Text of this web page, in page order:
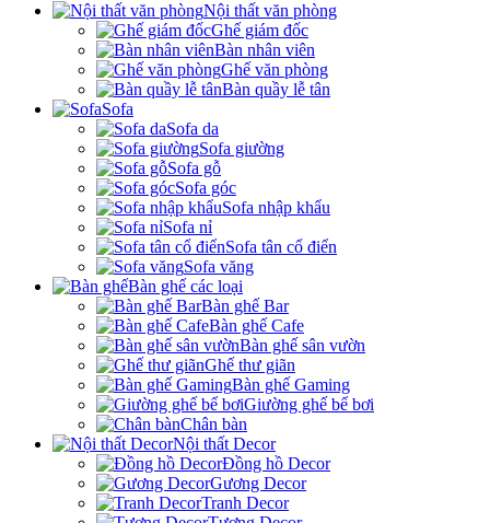
Nội thất văn phòng
Ghế giám đốc
Bàn nhân viên
Ghế văn phòng
Bàn quầy lễ tân
Sofa
Sofa da
Sofa giường
Sofa gỗ
Sofa góc
Sofa nhập khẩu
Sofa nỉ
Sofa tân cổ điển
Sofa văng
Bàn ghế các loại
Bàn ghế Bar
Bàn ghế Cafe
Bàn ghế sân vườn
Ghế thư giãn
Bàn ghế Gaming
Giường ghế bể bơi
Chân bàn
Nội thất Decor
Đồng hồ Decor
Gương Decor
Tranh Decor